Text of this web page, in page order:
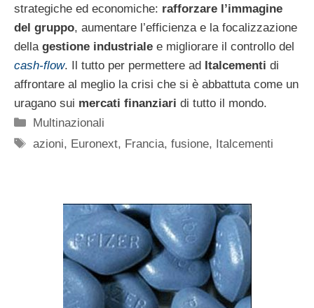
strategiche ed economiche: rafforzare l’immagine
del gruppo, aumentare l’efficienza e la focalizzazione
della gestione industriale e migliorare il controllo del
cash-flow. Il tutto per permettere ad Italcementi di
affrontare al meglio la crisi che si è abbattuta come un
uragano sui mercati finanziari di tutto il mondo.
Categorie
Multinazionali
Tag
azioni, Euronext, Francia,fusione, Italcementi